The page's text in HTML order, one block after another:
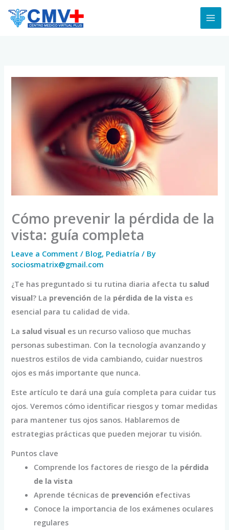
Cómo prevenir la pérdida de la
vista: guía completa
Leave a Comment / Blog, Pediatría / By
sociosmatrix@gmail.com
¿Te has preguntado si tu rutina diaria afecta tu salud
visual? La prevención de la pérdida de la vista es
esencial para tu calidad de vida.
La salud visual es un recurso valioso que muchas
personas subestiman. Con la tecnología avanzando y
nuestros estilos de vida cambiando, cuidar nuestros
ojos es más importante que nunca.
Este artículo te dará una guía completa para cuidar tus
ojos. Veremos cómo identificar riesgos y tomar medidas
para mantener tus ojos sanos. Hablaremos de
estrategias prácticas que pueden mejorar tu visión.
Puntos clave
Comprende los factores de riesgo de la pérdida
de la vista
Aprende técnicas de prevención efectivas
Conoce la importancia de los exámenes oculares
regulares